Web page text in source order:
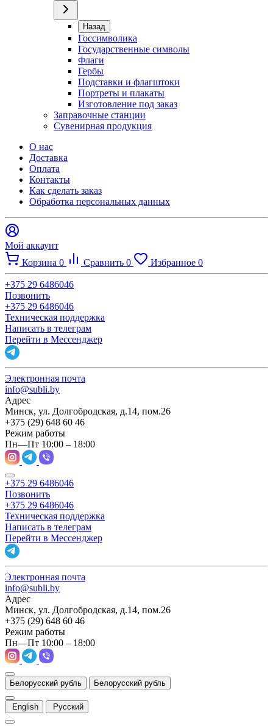
Назад
Госсимволика
Государственные символы
Флаги
Гербы
Подставки и флагштоки
Портреты и плакаты
Изготовление под заказ
Заправочные станции
Сувенирная продукция
О нас
Доставка
Оплата
Контакты
Как сделать заказ
Обработка персональных данных
Мой аккаунт
Корзина 0 Сравнить 0 Избранное 0
+375 29 6486046
Позвонить
+375 29 6486046
Техническая поддержка
Написать в телеграм
Перейти в Мессенджер
Электронная почта
info@subli.by
Адрес
Минск, ул. Долгобродская, д.14, пом.26
+375 (29) 648 60 46
Режим работы
Пн—Пт 10:00 – 18:00
+375 29 6486046
Позвонить
+375 29 6486046
Техническая поддержка
Написать в телеграм
Перейти в Мессенджер
Электронная почта
info@subli.by
Адрес
Минск, ул. Долгобродская, д.14, пом.26
+375 (29) 648 60 46
Режим работы
Пн—Пт 10:00 – 18:00
Белорусский рубль Белорусский рубль
English Русский